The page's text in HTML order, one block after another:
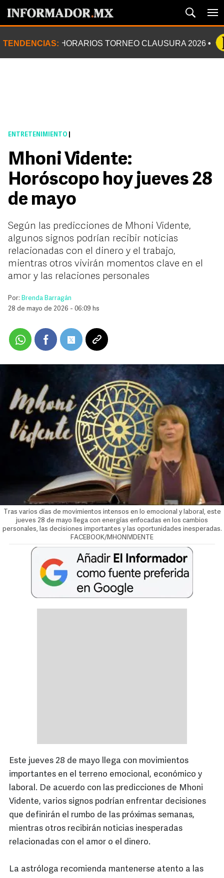
TENDENCIAS: HORARIOS TORNEO CLAUSURA 2026
ENTRETENIMIENTO
Mhoni Vidente:
Horóscopo hoy jueves 28
de mayo
Según las predicciones de Mhoni Vidente,
algunos signos podrían recibir noticias
relacionadas con el dinero y el trabajo,
mientras otros vivirán momentos clave en el
amor y las relaciones personales
Por: Brenda Barragán
28 de mayo de 2026 - 06:09 hs
Tras varios días de movimientos intensos en lo emocional y laboral, este
jueves 28 de mayo llega con energías enfocadas en los cambios
personales, las decisiones importantes y las oportunidades inesperadas.
FACEBOOK/MHONIVIDENTE
Este jueves 28 de mayo llega con movimientos
importantes en el terreno emocional, económico y
laboral. De acuerdo con las predicciones de Mhoni
Vidente, varios signos podrían enfrentar decisiones
que definirán el rumbo de las próximas semanas,
mientras otros recibirán noticias inesperadas
relacionadas con el amor o el dinero.
La astróloga recomienda mantenerse atento a las